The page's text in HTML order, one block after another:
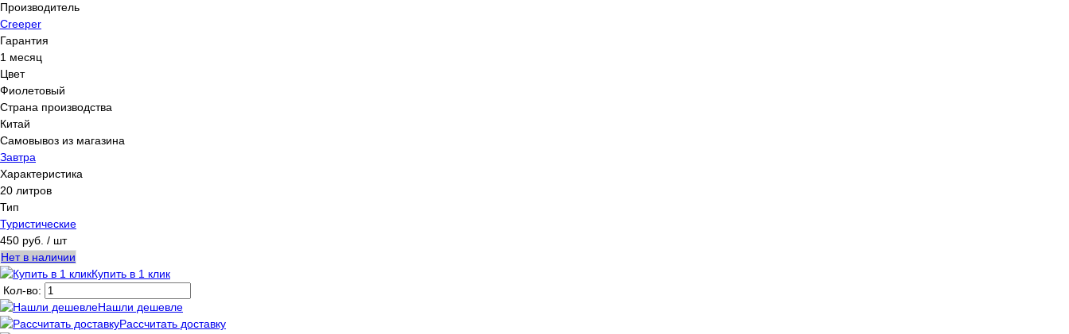
Производитель
Creeper
Гарантия
1 месяц
Цвет
Фиолетовый
Страна производства
Китай
Самовывоз из магазина
Завтра
Характеристика
20 литров
Тип
Туристические
450 руб. / шт
Нет в наличии
Купить в 1 клик
Кол-во:
Нашли дешевле
Рассчитать доставку